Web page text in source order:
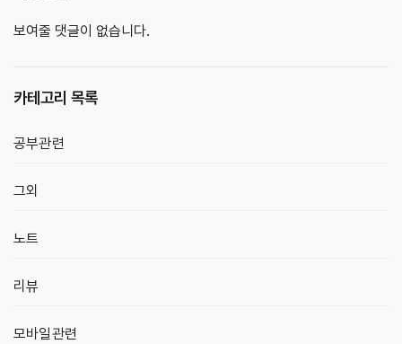
보여줄 댓글이 없습니다.
카테고리 목록
공부관련
그외
노트
리뷰
모바일관련